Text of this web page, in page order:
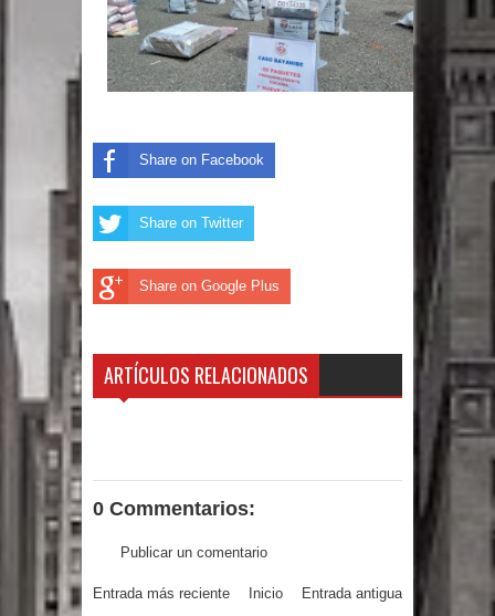
Congreso
Presidente LMD Víctor D´Aza
reúne con alcalde San Cristóbal
Un lunes trágico deja seis jóvenes
Poder Ejecutivo promulga
Diputado Félix Michell Rodríguez
Share on Facebook
Share on Twitter
Share on Google Plus
ARTÍCULOS RELACIONADOS
0 Commentarios:
Publicar un comentario
Entrada más reciente Entrada antigua
Inicio